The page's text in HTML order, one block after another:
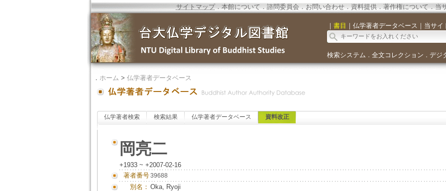
サイトマップ．本館について．諮問委員会． お問い合わせ． 資料提供．著作権について．当
｜ 書目 ｜ 仏学著者データベース ｜ 当サイ
検索システム ． 全文コレクション ． デジ
． ホーム > 仏学著者データベース
仏学著者検索 検索結果 仏学著者データベース 資料改正
岡亮二
+1933 ~ +2007-02-16
著者番号39688
別名： Oka, Ryoji